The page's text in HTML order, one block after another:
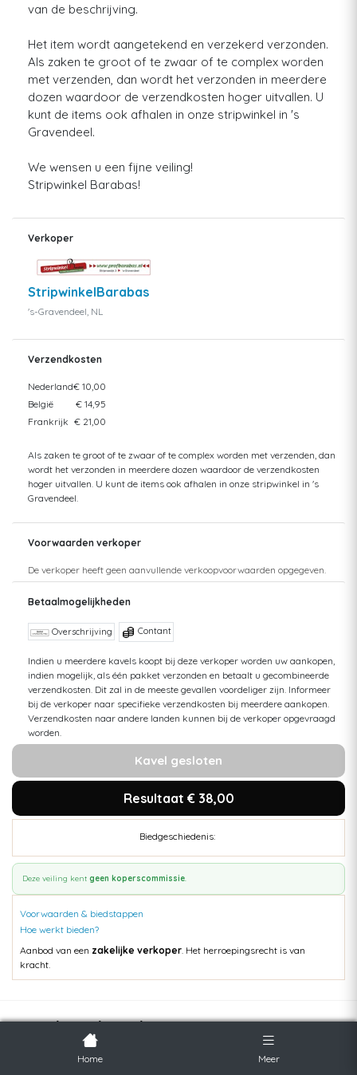
van de beschrijving.
Het item wordt aangetekend en verzekerd verzonden.
Als zaken te groot of te zwaar of te complex worden
met verzenden, dan wordt het verzonden in meerdere
dozen waardoor de verzendkosten hoger uitvallen. U
kunt de items ook afhalen in onze stripwinkel in 's
Gravendeel.
We wensen u een fijne veiling!
Stripwinkel Barabas!
Verkoper
StripwinkelBarabas
's-Gravendeel, NL
Verzendkosten
Nederland€ 10,00
België
€ 14,95
Frankrijk € 21,00
Als zaken te groot of te zwaar of te complex worden met verzenden, dan
wordt het verzonden in meerdere dozen waardoor de verzendkosten
hoger uitvallen. U kunt de items ook afhalen in onze stripwinkel in 's
Gravendeel.
Voorwaarden verkoper
De verkoper heeft geen aanvullende verkoopvoorwaarden opgegeven.
Betaalmogelijkheden
Overschrijving Contant
Indien u meerdere kavels koopt bij deze verkoper worden uw aankopen,
indien mogelijk, als één pakket verzonden en betaalt u gecombineerde
verzendkosten. Dit zal in de meeste gevallen voordeliger zijn. Informeer
bij de verkoper naar specifieke verzendkosten bij meerdere aankopen.
Verzendkosten naar andere landen kunnen bij de verkoper opgevraagd
worden.
Kavel gesloten
Resultaat € 38,00
Biedgeschiedenis:
Deze veiling kent geen koperscommissie.
Voorwaarden & biedstappen
Hoe werkt bieden?
Aanbod van een zakelijke verkoper . Het herroepingsrecht is van
kracht.
Populaire kavels
Home Meer